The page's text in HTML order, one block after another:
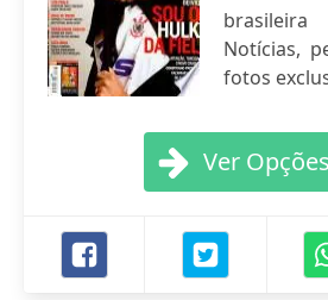
Notícias,
fotos
Ver Opções